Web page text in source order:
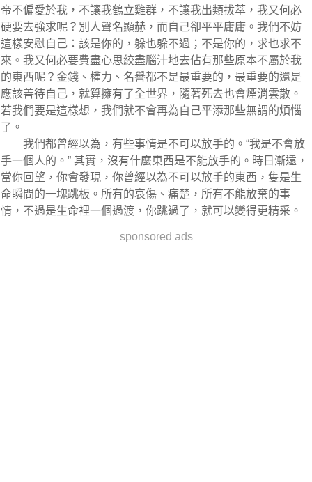
帝不偏愛於我，不讓我鶴立雞群，不讓我出類拔萃，我又何必
硬要去強求呢？別人聲名顯赫，而自己卻平平庸庸。我們不妨
這樣安慰自己：該是你的，躲也躲不過；不是你的，求也求不
來。我又何必要費盡心思絞盡腦汁地去佔有那些原本不屬於我
的東西呢？金錢、權力、名譽都不是最重要的，最重要的還是
應該善待自己，就算擁有了全世界，隨著死去也會煙消雲散。
若我們要是這樣想，我們就不會再為自己平添那些無謂的煩惱
了。
我們都曾經以為，有些事情是不可以放手的。“我是不會放
手一個人的。” 其實，沒有什麼東西是不能放手的。時日漸遠，
當你回望，你會發現，你曾經以為不可以放手的東西，隻是生
命瞬間的一塊跳板。所有的哀傷、痛楚，所有不能放棄的事
情，不過是生命裡一個過渡，你跳過了，就可以變得更精采。
sponsored ads